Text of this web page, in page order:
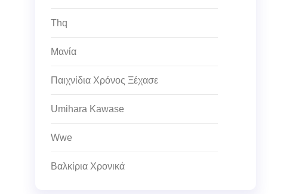
Thq
Μανία
Παιχνίδια Χρόνος Ξέχασε
Umihara Kawase
Wwe
Βαλκίρια Χρονικά